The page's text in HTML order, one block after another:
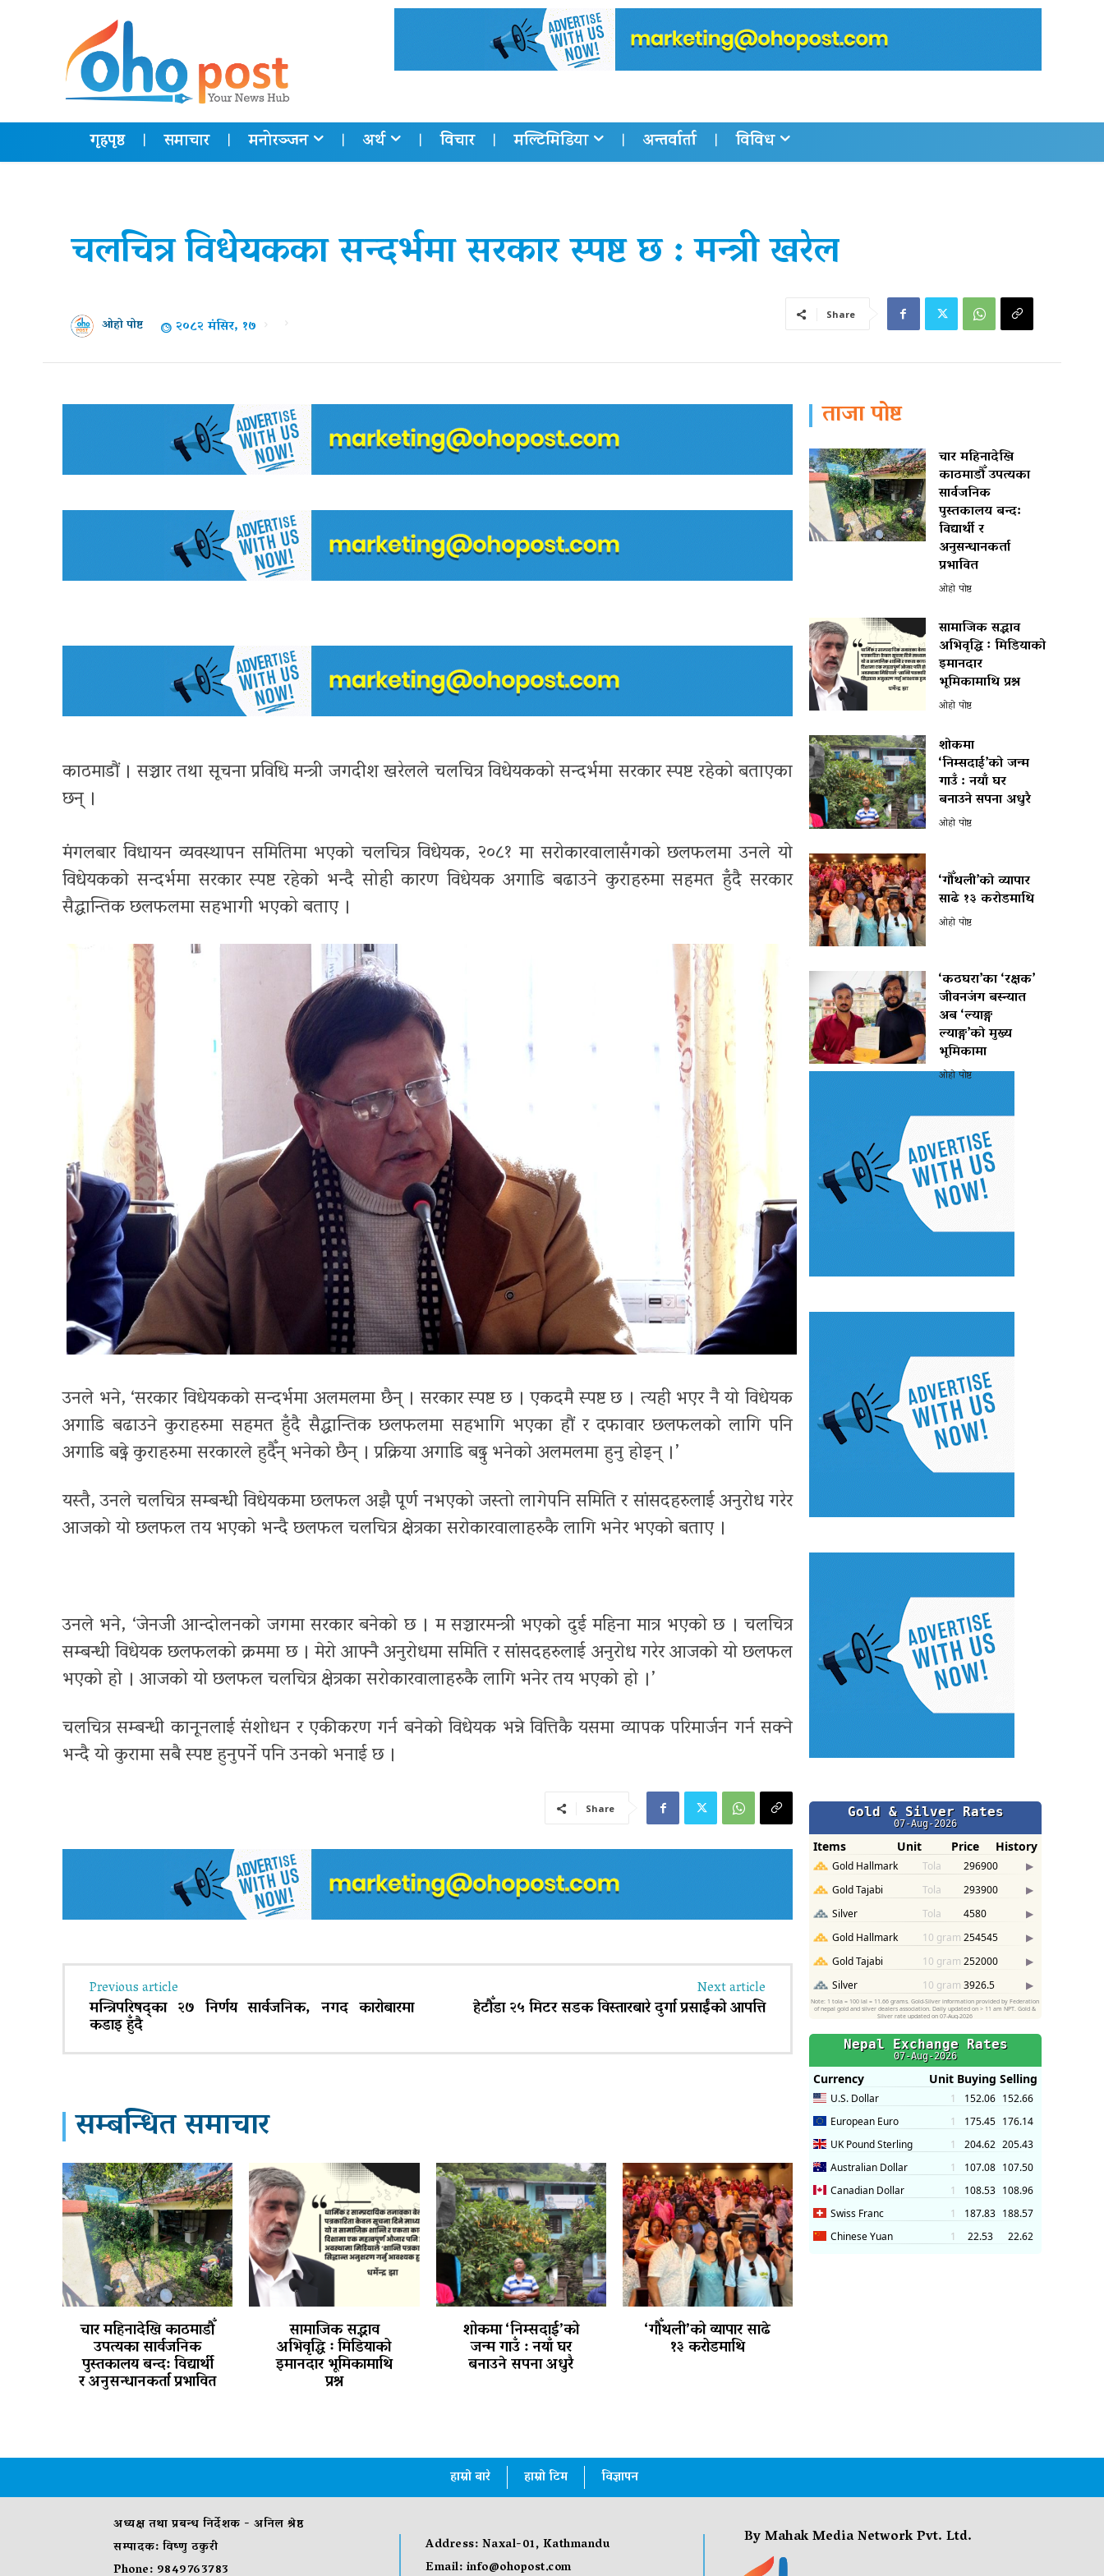
गृहपृष्ठ समाचार मनोरञ्जन अर्थ विचार मल्टिमिडिया अन्तर्वार्ता विविध
चलचित्र विधेयकका सन्दर्भमा सरकार स्पष्ट छ : मन्त्री खरेल
ओहो पोष्ट २०८२ मंसिर, १७ Share
काठमाडौं । सञ्चार तथा सूचना प्रविधि मन्त्री जगदीश खरेलले चलचित्र विधेयकको सन्दर्भमा सरकार स्पष्ट रहेको बताएका
छन् ।
मंगलबार विधायन व्यवस्थापन समितिमा भएको चलचित्र विधेयक, २०८१ मा सरोकारवालासँगको छलफलमा उनले यो
विधेयकको सन्दर्भमा सरकार स्पष्ट रहेको भन्दै सोही कारण विधेयक अगाडि बढाउने कुराहरुमा सहमत हुँदै सरकार
सैद्धान्तिक छलफलमा सहभागी भएको बताए ।
उनले भने, ‘सरकार विधेयकको सन्दर्भमा अलमलमा छैन् । सरकार स्पष्ट छ । एकदमै स्पष्ट छ । त्यही भएर नै यो विधेयक
अगाडि बढाउने कुराहरुमा सहमत हुँदै सैद्धान्तिक छलफलमा सहभागि भएका हौं र दफावार छलफलको लागि पनि
अगाडि बढ्ने कुराहरुमा सरकारले हुदैँन् भनेको छैन् । प्रक्रिया अगाडि बढ्नु भनेको अलमलमा हुनु होइन् ।’
यस्तै,उनले चलचित्र सम्बन्धी विधेयकमा छलफल अझै पूर्ण नभएको जस्तो लागेपनि समिति र सांसदहरुलाईअनुरोध गरेर
आजको यो छलफल तय भएको भन्दै छलफल चलचित्र क्षेत्रका सरोकारवालाहरुकै लागि भनेर भएको बताए ।
उनले भने, ‘जेनजी आन्दोलनको जगमा सरकार बनेको छ । म सञ्चारमन्त्री भएको दुई महिना मात्र भएको छ । चलचित्र
सम्बन्धी विधेयक छलफलको क्रममा छ । मेरो आफ्नै अनुरोधमा समिति र सांसदहरुलाई अनुरोध गरेर आजको यो छलफल
भएको हो । आजको यो छलफल चलचित्र क्षेत्रका सरोकारवालाहरुकै लागि भनेर तय भएको हो ।’
चलचित्र सम्बन्धी कानूनलाई संशोधन र एकीकरण गर्न बनेको विधेयक भन्ने वित्तिकै यसमा व्यापक परिमार्जन गर्न सक्ने
भन्दै यो कुरामा सबै स्पष्ट हुनुपर्ने पनि उनको भनाई छ ।
Share
Previous article
मन्त्रिपरिषद्का २७ निर्णय सार्वजनिक, नगद कारोबारमा
कडाइ हुँदै
Next article
हेटौँडा २५ मिटर सडक विस्तारबारे दुर्गा प्रसाईंको आपत्ति
सम्बन्धित समाचार
चार महिनादेखि काठमाडौँ
उपत्यका सार्वजनिक
पुस्तकालय बन्द: विद्यार्थी
र अनुसन्धानकर्ता प्रभावित
सामाजिक सद्भाव
अभिवृद्धि ः मिडियाको
इमानदार भूमिकामाथि
प्रश्न
शोकमा ‘निम्सदाई’को
जन्म गाउँ : नयाँ घर
बनाउने सपना अधुरै
‘गौँथली’को व्यापार साढे
१३ करोडमाथि
ताजा पोष्ट
चार महिनादेखि
काठमाडौँ उपत्यका
सार्वजनिक
पुस्तकालय बन्द:
विद्यार्थी र
अनुसन्धानकर्ता
प्रभावित
ओहो पोष्ट
सामाजिक सद्भाव
अभिवृद्धि ः मिडियाको
इमानदार
भूमिकामाथि प्रश्न
ओहो पोष्ट
शोकमा
‘निम्सदाई’को जन्म
गाउँ : नयाँ घर
बनाउने सपना अधुरै
ओहो पोष्ट
‘गौँथली’को व्यापार
साढे १३ करोडमाथि
ओहो पोष्ट
‘कठघरा’का ‘रक्षक’
जीवनजंग बस्न्यात
अब ‘ल्याङ्ग
ल्याङ्ग’को मुख्य
भूमिकामा
ओहो पोष्ट
हाम्रो बारे हाम्रो टिम विज्ञापन
अध्यक्ष तथा प्रबन्ध निर्देशक - अनिल श्रेष्ठ
सम्पादक: विष्णु ठकुरी
Phone: 9849763783
Address: Naxal-01, Kathmandu
Email:info@ohopost.com
By Mahak Media Network Pvt. Ltd.